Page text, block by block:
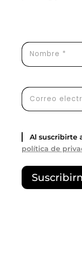
Al suscribirte
política de
P
o